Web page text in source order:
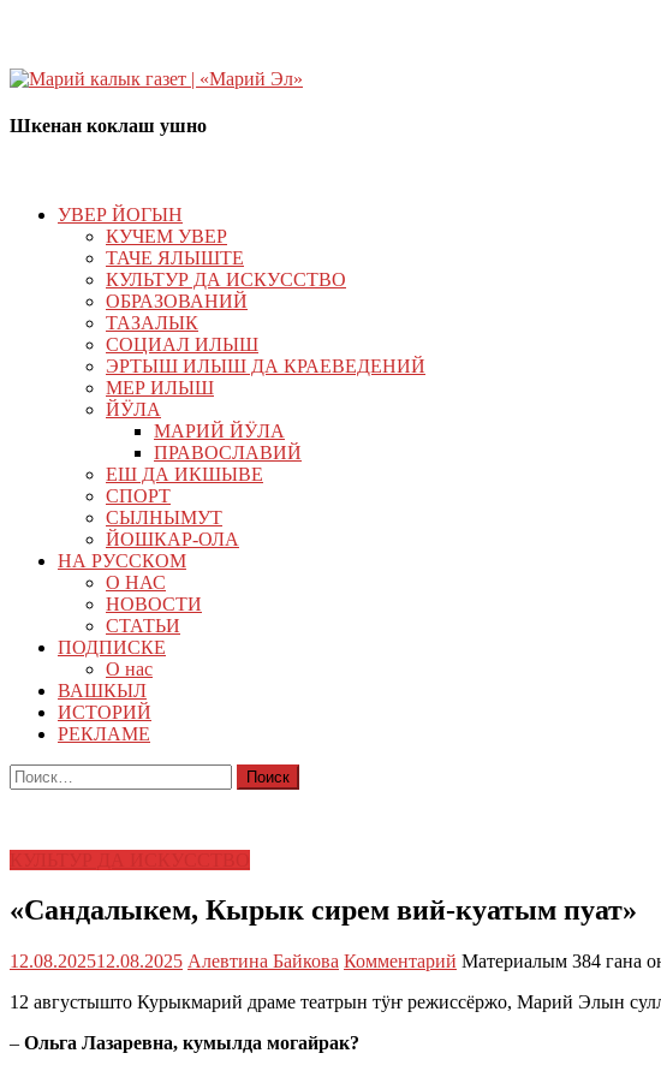
Шкенан коклаш ушно
УВЕР ЙОГЫН
КУЧЕМ УВЕР
ТАЧЕ ЯЛЫШТЕ
КУЛЬТУР ДА ИСКУССТВО
ОБРАЗОВАНИЙ
ТАЗАЛЫК
СОЦИАЛ ИЛЫШ
ЭРТЫШ ИЛЫШ ДА КРАЕВЕДЕНИЙ
МЕР ИЛЫШ
ЙӰЛА
МАРИЙ ЙӰЛА
ПРАВОСЛАВИЙ
ЕШ ДА ИКШЫВЕ
СПОРТ
СЫЛНЫМУТ
ЙОШКАР-ОЛА
НА РУССКОМ
О НАС
НОВОСТИ
СТАТЬИ
ПОДПИСКЕ
О нас
ВАШКЫЛ
ИСТОРИЙ
РЕКЛАМЕ
Найти:
«Сандалыкем, Кырык сирем вий-куатым пуат»
12.08.202512.08.2025 Алевтина Байкова Комментарий Материалым 384 гана
12 августышто Курыкмарий драме театрын тӱҥ режиссёржо, Марий Элын
– Ольга Лазаревна, кумылда могайрак?